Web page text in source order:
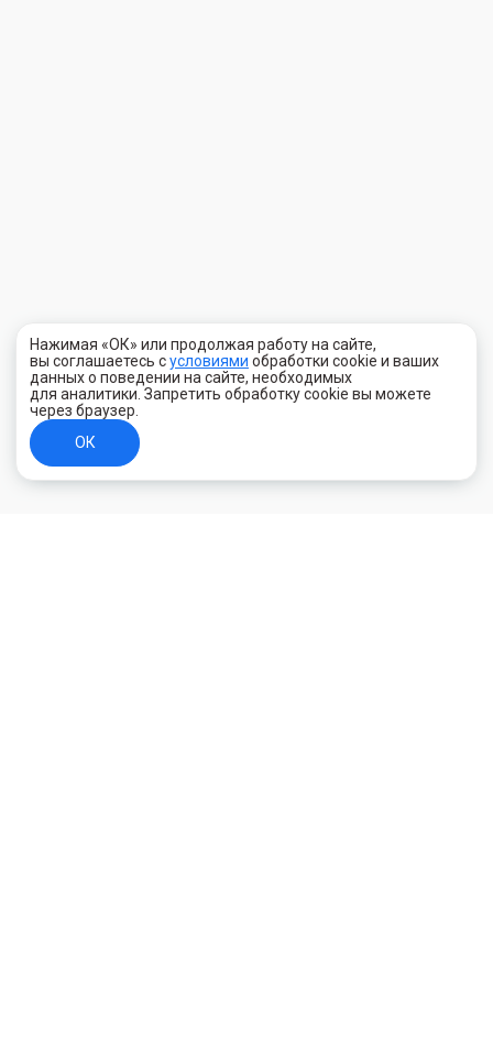
Нажимая «ОК» или продолжая работу на сайте,
вы соглашаетесь сусловиями обработки cookie и ваших
данных о поведении на сайте, необходимых
для аналитики. Запретить обработку cookie вы можете
через браузер.
ОК